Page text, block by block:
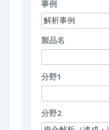
事例
製品名
分野1
分野2